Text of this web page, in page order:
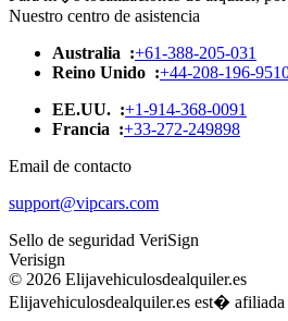
Nuestro centro de asistencia
Australia :+61-388-205-031
Reino Unido :+44-208-196-
EE.UU. :+1-914-368-0091
Francia :+33-272-249898
Email de contacto
support@vipcars.com
Sello de seguridad VeriSign
Verisign
© 2026 Elijavehiculosdealquiler.es
Elijavehiculosdealquiler.es est� afiliada